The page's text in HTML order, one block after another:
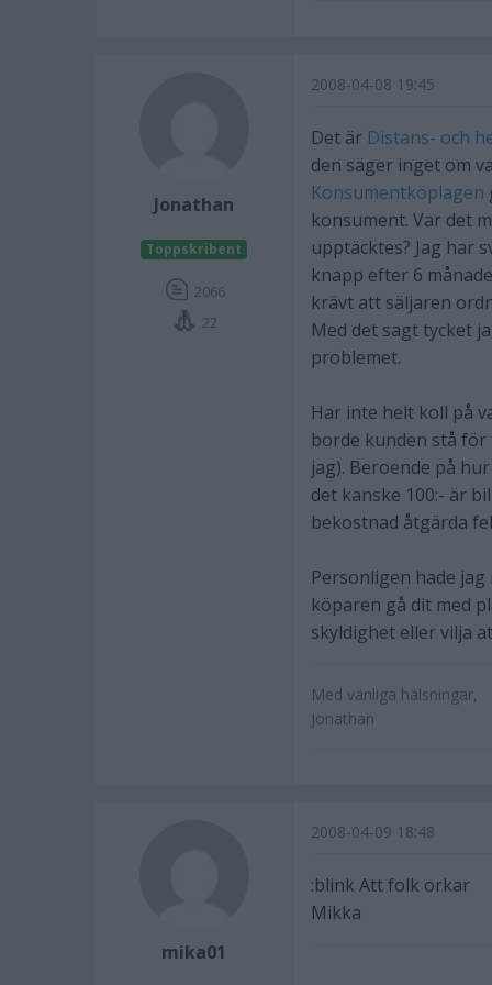
Jonathan
Toppskribent
2066
22
2008-04-08 19:45
Det är Distans- och
den säger inget om
Konsumentköplagen
konsument. Var det
upptäcktes? Jag har
knapp efter 6
krävt att säljaren
Med det sagt tycket
problemet.
Har inte helt koll på
borde kunden stå
jag). Beroende på
det kanske 100:- är
bekostnad åtgärda
Personligen hade
köparen gå dit med
skyldighet eller vilja
Med vänliga hälsningar,
Jonathan
mika01
2008-04-09 18:48
:blink Att folk orkar
Mikka